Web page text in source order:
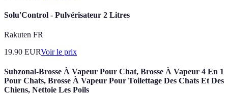
Solu'Control - Pulvérisateur 2 Litres
Rakuten FR
19.90 EURVoir le prix
Subzonal-Brosse À Vapeur Pour Chat, Brosse À Vapeur 4 En 1
Pour Chats, Brosse À Vapeur Pour Toilettage Des Chats Et Des
Chiens, Nettoie Les Poils